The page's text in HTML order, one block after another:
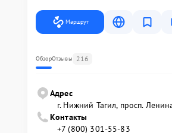
Маршрут
ОбзорОтзывы 216
Адрес
г. Нижний Тагил, просп.
Контакты
+7 (800) 301-55-83